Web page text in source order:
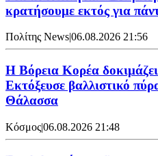
κρατήσουμε εκτός για
Πολίτης News|06.08.2026 21:56
Η Βόρεια Κορέα δοκιμάζει
Εκτόξευσε βαλλιστικό
Θάλασσα
Κόσμος|06.08.2026 21:48